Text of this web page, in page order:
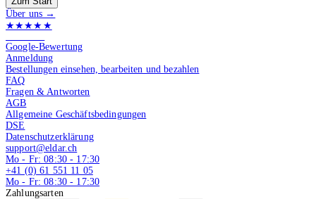
Über uns →
★★★★★
Google-Bewertung
Anmeldung
Bestellungen einsehen, bearbeiten und bezahlen
FAQ
Fragen & Antworten
AGB
Allgemeine Geschäftsbedingungen
DSE
Datenschutzerklärung
support@eldar.ch
Mo - Fr: 08:30 - 17:30
+41 (0) 61 551 11 05
Mo - Fr: 08:30 - 17:30
Zahlungsarten